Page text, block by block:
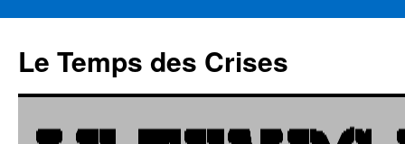
contenu
Le Temps des Crises